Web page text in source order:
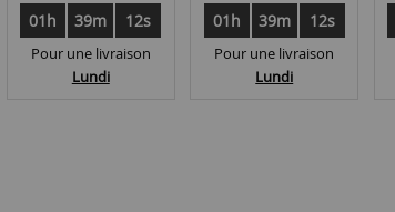
01h 39m 12s
Pour une livraison
Lundi
01h 39m 12s
Pour une livraison
Lundi